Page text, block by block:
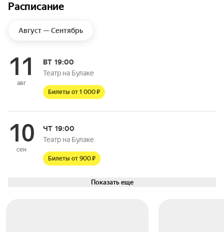
Расписание
Август — Сентябрь
11
авг
ВТ19:00
Театр на Булаке
Билеты от 1 000 ₽
10
сен
ЧТ19:00
Театр на Булаке
Билеты от 900 ₽
Показать еще